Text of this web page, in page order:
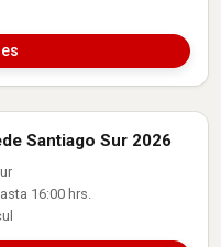
Santiago Sur 2026
16:00 hrs.